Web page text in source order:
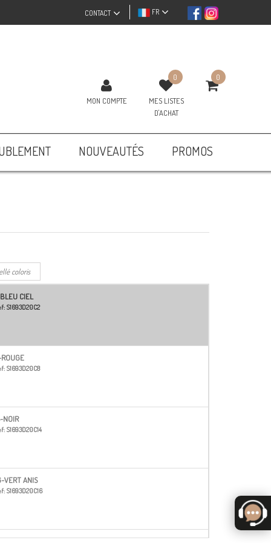
FR
CONTACT
MON COMPTE
0
MES LISTES
D'ACHAT
0
NOUVEAUTÉS PROMOS
CIEL
S1693D20C2
S1693D20C8
NOIR
S1693D20C14
VERT ANIS
S1693D20C16